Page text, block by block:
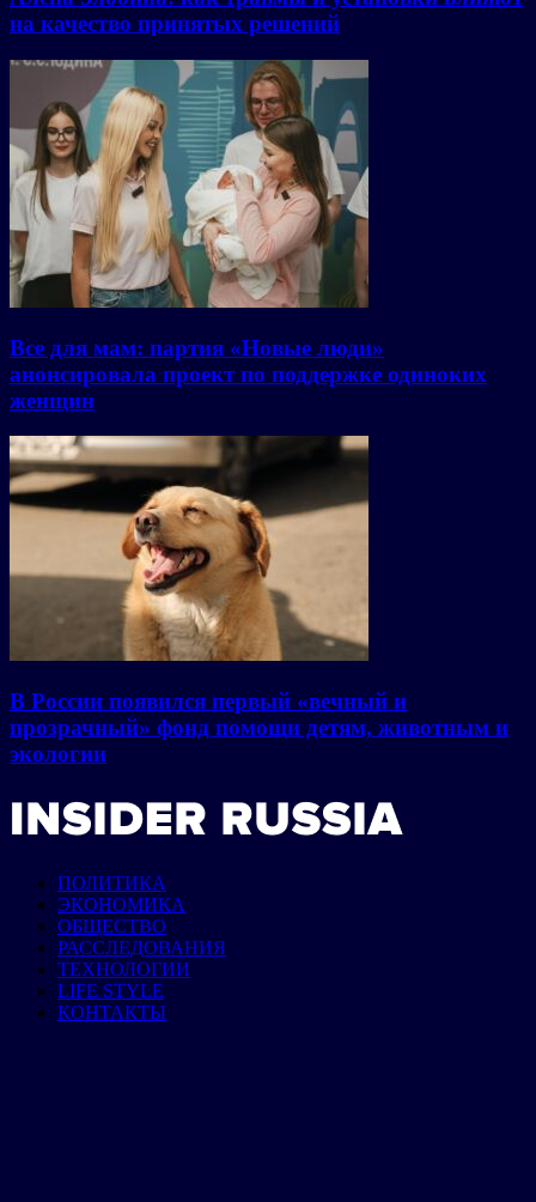
на качество принятых решений
Все для мам: партия «Новые люди»
анонсировала проект по поддержке одиноких
женщин
В России появился первый «вечный и
прозрачный» фонд помощи детям, животным и
экологии
ПОЛИТИКА
ЭКОНОМИКА
ОБЩЕСТВО
РАССЛЕДОВАНИЯ
ТЕХНОЛОГИИ
LIFE STYLE
КОНТАКТЫ